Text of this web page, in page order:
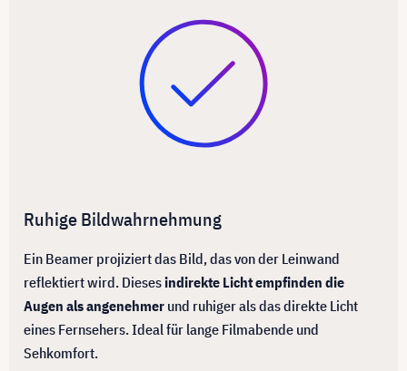
Ruhige Bildwahrnehmung
Ein Beamer projiziert das Bild, das von der Leinwand
reflektiert wird. Diesesindirekte Licht empfinden die
Augen als angenehmer und ruhiger als das direkte Licht
eines Fernsehers. Ideal für lange Filmabende und
Sehkomfort.